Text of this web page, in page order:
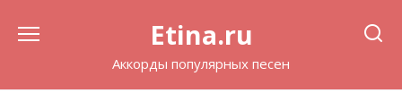
Etina.ru
Аккорды популярных песен